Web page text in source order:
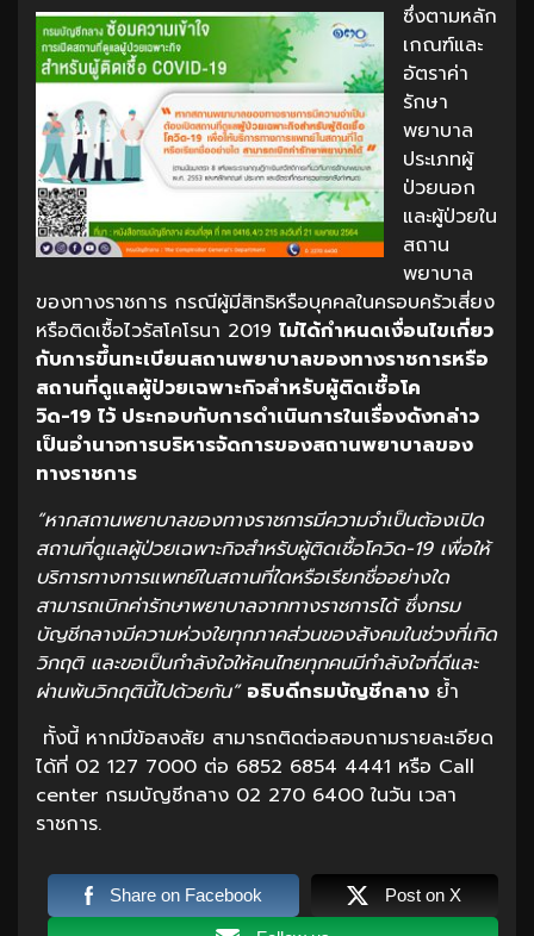
ซึ่งตามหลัก
เกณฑ์และ
อัตราค่า
รักษา
พยาบาล
ประเภทผู้
ป่วยนอก
และผู้ป่วยใน
สถาน
พยาบาล
ของทางราชการ กรณีผู้มีสิทธิหรือบุคคลในครอบครัวเสี่ยง
หรือติดเชื้อไวรัสโคโรนา 2019 ไม่ได้กำหนดเงื่อนไขเกี่ยว
กับการขึ้นทะเบียนสถานพยาบาลของทางราชการหรือ
สถานที่ดูแลผู้ป่วยเฉพาะกิจสำหรับผู้ติดเชื้อโค
วิด-19 ไว้ ประกอบกับการดำเนินการในเรื่องดังกล่าว
เป็นอำนาจการบริหารจัดการของสถานพยาบาลของ
ทางราชการ
“หากสถานพยาบาลของทางราชการมีความจำเป็นต้องเปิด
สถานที่ดูแลผู้ป่วยเฉพาะกิจสำหรับผู้ติดเชื้อโควิด-19 เพื่อให้
บริการทางการแพทย์ในสถานที่ใดหรือเรียกชื่ออย่างใด
สามารถเบิกค่ารักษาพยาบาลจากทางราชการได้ ซึ่งกรม
บัญชีกลางมีความห่วงใยทุกภาคส่วนของสังคมในช่วงที่เกิด
วิกฤติ และขอเป็นกำลังใจให้คนไทยทุกคนมีกำลังใจที่ดีและ
ผ่านพ้นวิกฤตินี้ไปด้วยกัน” อธิบดีกรมบัญชีกลาง ย้ำ
ทั้งนี้ หากมีข้อสงสัย สามารถติดต่อสอบถามรายละเอียด
ได้ที่ 02 127 7000 ต่อ 6852 6854 4441 หรือ Call
center กรมบัญชีกลาง 02 270 6400 ในวัน เวลา
ราชการ.
Share on Facebook Post on X